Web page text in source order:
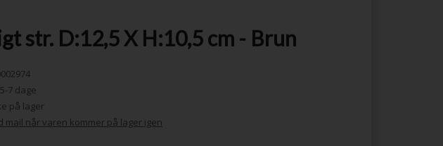
str. D:12,5 X H:10,5 cm - Brun
7 dage
på lager
mail når varen kommer på lager igen